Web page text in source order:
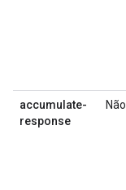
accumulate-
response
Não